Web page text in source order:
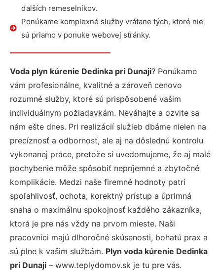
ďalších remeselníkov.
Ponúkame komplexné služby vrátane tých, ktoré nie
sú priamo v ponuke webovej stránky.
Voda plyn kúrenie Dedinka pri Dunaji? Ponúkame
vám profesionálne, kvalitné a zároveň cenovo
rozumné služby, ktoré sú prispôsobené vašim
individuálnym požiadavkám. Neváhajte a ozvite sa
nám ešte dnes. Pri realizácií služieb dbáme nielen na
precíznosť a odbornosť, ale aj na dôslednú kontrolu
vykonanej práce, pretože si uvedomujeme, že aj malé
pochybenie môže spôsobiť nepríjemné a zbytočné
komplikácie. Medzi naše firemné hodnoty patrí
spoľahlivosť, ochota, korektný prístup a úprimná
snaha o maximálnu spokojnosť každého zákazníka,
ktorá je pre nás vždy na prvom mieste. Naši
pracovníci majú dlhoročné skúsenosti, bohatú prax a
sú plne k vašim službám. Plyn voda kúrenie Dedinka
pri Dunaji – www.teplydomov.sk je tu pre vás.